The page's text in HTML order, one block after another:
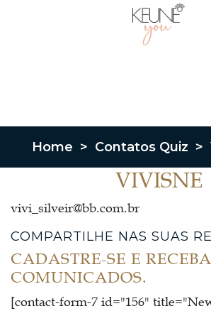
Home > Contatos Quiz >
VIVISNE
vivi_silveir@bb.com.br
COMPARTILHE NAS SUAS
CADASTRE-SE E
COMUNICADOS.
[contact-form-7 id="156"